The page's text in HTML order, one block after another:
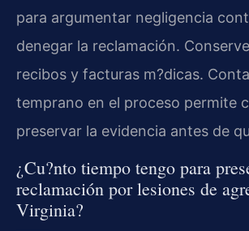
para argumentar negligencia
denegar la reclamación.
recibos y facturas m?dicas.
temprano en el proceso permite
preservar la evidencia antes de
¿Cu?nto tiempo tengo para
reclamación por lesiones de
Virginia?